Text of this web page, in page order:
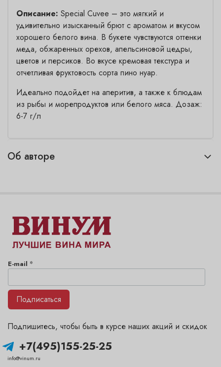
Описание: Special Cuvee – это мягкий и
удивительно изысканный брют с ароматом и вкусом
хорошего белого вина. В букете чувствуются оттенки
меда, обжаренных орехов, апельсиновой цедры,
цветов и персиков. Во вкусе кремовая текстура и
отчетливая фруктовость сорта пино нуар.
Идеально подойдет на аперитив, а также к блюдам
из рыбы и морепродуктов или белого мяса. Дозаж:
6-7 г/л
Об авторе
+7(495)155-25-25
info@vinum.ru
Подпишитесь, чтобы быть в курсе наших акций и скидок
E-mail *
Подписаться